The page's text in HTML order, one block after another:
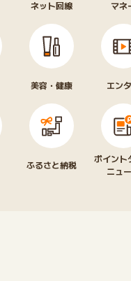
ネット回線 マネ
美容・健康 エン
ふるさと納税
ポイント
ニュ